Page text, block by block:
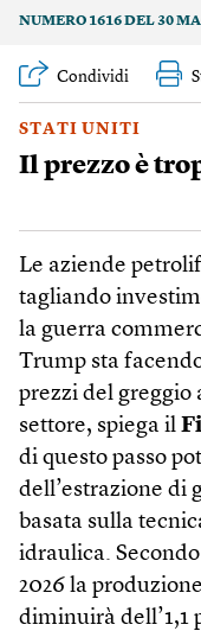
NUMERO 1616 DEL 30
Condividi
STATI UNITI
Il prezzo è
Le aziende
tagliando
la guerra
Trump sta
prezzi del
settore, spiega il
di questo passo
dell’estrazione di
basata sulla
idraulica.
2026 la
diminuirà dell’1,1